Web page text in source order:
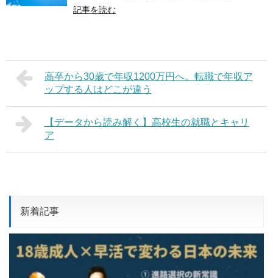
記事を読む
高卒から30歳で年収1200万円へ。転職で年収ア
ップする人はどこが違う
【データから読み解く】高校生の就職とキャリ
ア
新着記事